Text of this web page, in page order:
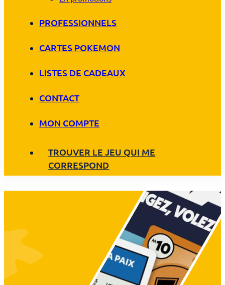
PROFESSIONNELS
CARTES POKEMON
LISTES DE CADEAUX
CONTACT
MON COMPTE
TROUVER LE JEU QUI ME
CORRESPOND